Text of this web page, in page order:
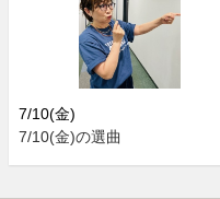
7/10(金)
7/10(金)の選曲